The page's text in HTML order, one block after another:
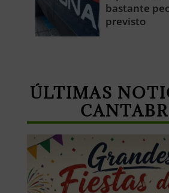
bastante
previsto
ÚLTIMAS